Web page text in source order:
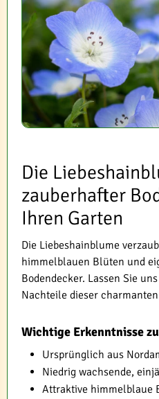
Die
zauberhafter
Ihren Garten
Die Liebeshainblume
himmelblauen Blüten und
Bodendecker. Lassen Sie
Nachteile dieser
Wichtige Erkenntnisse
Ursprünglich aus
Niedrig wachsende,
Attraktive himmelblaue